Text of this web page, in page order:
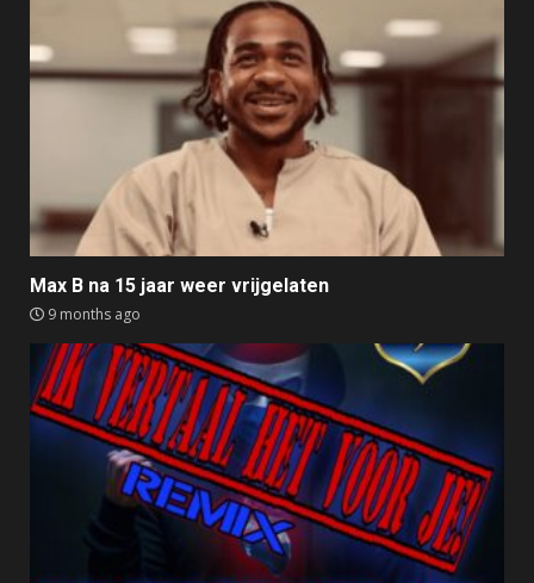
Max B na 15 jaar weer vrijgelaten
9 months ago